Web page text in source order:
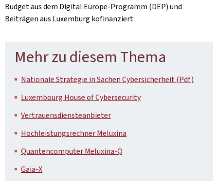
Budget aus dem Digital Europe-Programm (DEP) und
Beiträgen aus Luxemburg kofinanziert.
Mehr zu diesem Thema
Nationale Strategie in Sachen Cybersicherheit (Pdf)
Luxembourg House of Cybersecurity
Vertrauensdiensteanbieter
Hochleistungsrechner Meluxina
Quantencomputer Meluxina-Q
Gaia-X